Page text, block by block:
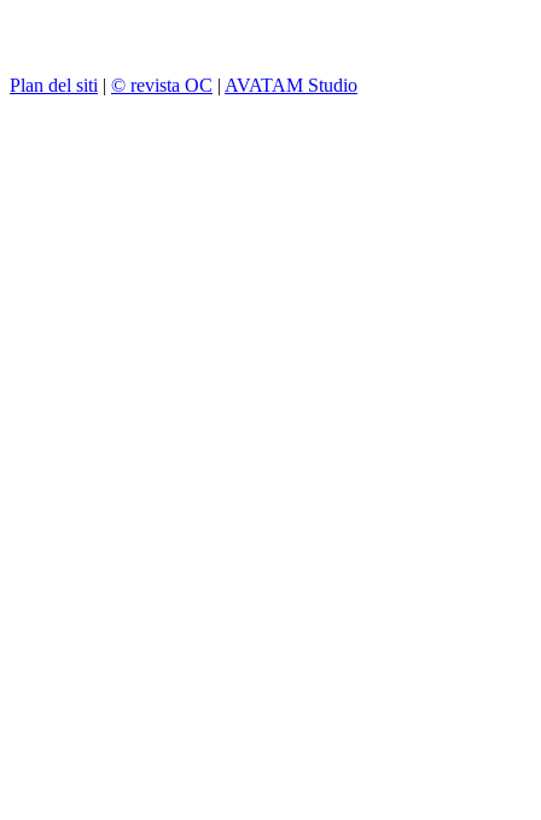
Plan del siti | © revista OC | AVATAM Studio